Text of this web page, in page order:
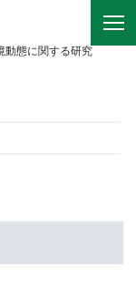
動態に関する研究